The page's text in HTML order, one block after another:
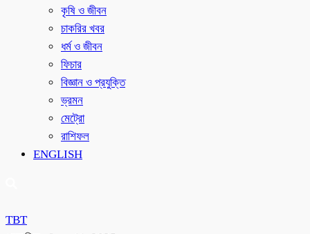
কৃষি ও জীবন
চাকরির খবর
ধর্ম ও জীবন
ফিচার
বিজ্ঞান ও প্রযুক্তি
ভ্রমন
মেট্রো
রাশিফল
ENGLISH
TBT